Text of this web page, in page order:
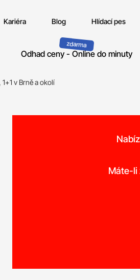
Kariéra Blog Hlídací pes
Odhad ceny - Online do minuty
v Brně a okolí
Máte-li